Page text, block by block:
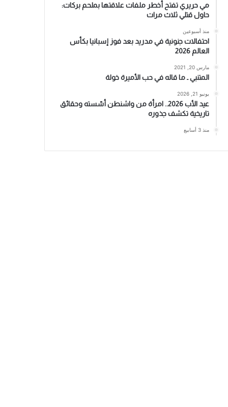
مي حريري تفتح أخطر ملفات علاقتها بملحم بركات:
حاول قتلي ثلاث مرات
منذ أسبوعين
احتفالات جنونية في مدريد بعد فوز إسبانيا بكأس
العالم 2026
مارس 20, 2021
المتنبي ـ ما قاله في حب الأميرة خولة
يونيو 21, 2026
عيد الأب 2026.. امرأة من واشنطن أسّسته وحقائق
تاريخية تكشف جذوره
منذ 3 أسابيع